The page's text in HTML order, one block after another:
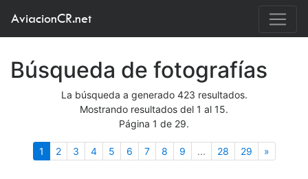
AviacionCR.net
Búsqueda de fotografías
La búsqueda a generado 423 resultados.
Mostrando resultados del 1 al 15.
Página 1 de 29.
1 (actual)
2 3 4 5 6 7 8 9 ... 28 29 »